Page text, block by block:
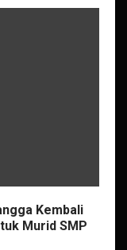
Kembali
Murid SMP